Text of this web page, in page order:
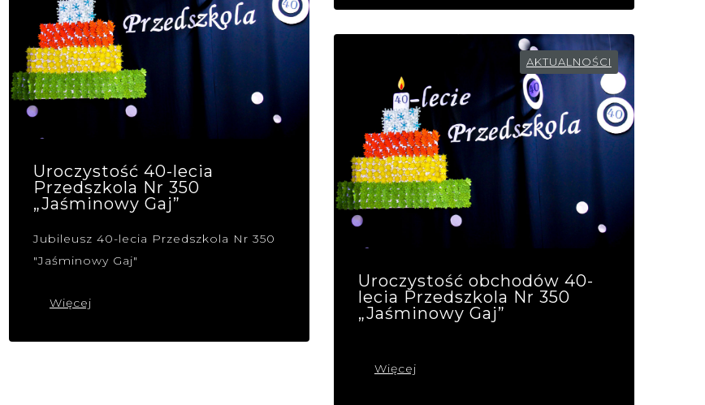
Uroczystość 40-lecia
Przedszkola Nr 350
„Jaśminowy Gaj”
Jubileusz 40-lecia Przedszkola Nr 350
"Jaśminowy Gaj"
Więcej
AKTUALNOŚCI
Uroczystość obchodów 40-
lecia Przedszkola Nr 350
„Jaśminowy Gaj”
Więcej